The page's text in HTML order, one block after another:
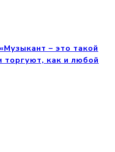
– это такой
как и любой